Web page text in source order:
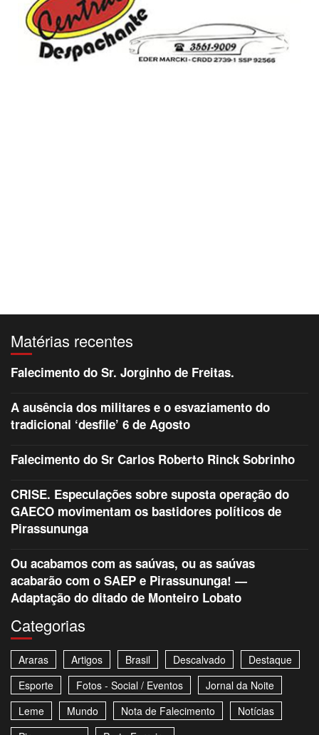
Matérias recentes
Falecimento do Sr. Jorginho de Freitas.
A ausência dos militares e o esvaziamento do
tradicional ‘desfile’ 6 de Agosto
Falecimento do Sr Carlos Roberto Rinck Sobrinho
CRISE. Especulações sobre suposta operação do
GAECO movimentam os bastidores políticos de
Pirassununga
Ou acabamos com as saúvas, ou as saúvas
acabarão com o SAEP e Pirassununga! —
Adaptação do ditado de Monteiro Lobato
Categorias
Araras Artigos Brasil Descalvado
Destaque
Esporte
Fotos - Social / Eventos
Jornal da Noite
Leme
Mundo Nota de Falecimento
Notícias